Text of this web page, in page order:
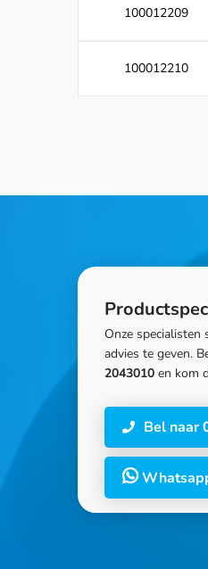
100012209
100012210
Onze specialisten
advies te geven.
2043010 en kom
Bel naar